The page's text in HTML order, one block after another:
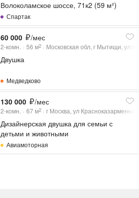
Волоколамское шоссе, 71к2 (59 м²)
Спартак
60 000 /мес
2-комн. 56 м2 Московская обл, г Мытищи, ул
Двушка
Медведково
130 000 /мес
2-комн. 67 м2 г Москва, ул
Дизайнерская двушка для семьи с
детьми и животными
Авиамоторная